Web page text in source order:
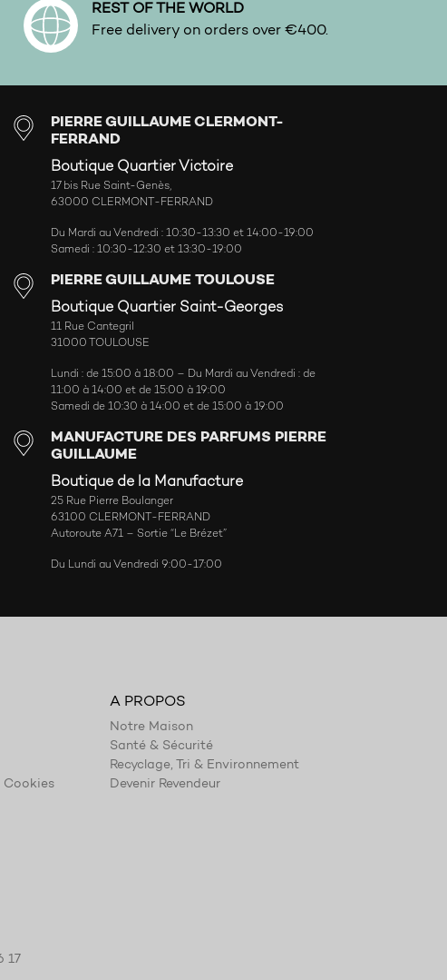
REST OF THE WORLD
Free delivery on orders over €400.
PIERRE GUILLAUME CLERMONT-
FERRAND
Boutique Quartier Victoire
17 bis Rue Saint-Genès,
63000 CLERMONT-FERRAND
Du Mardi au Vendredi : 10:30-13:30 et 14:00-19:00
Samedi : 10:30-12:30 et 13:30-19:00
PIERRE GUILLAUME TOULOUSE
Boutique Quartier Saint-Georges
11 Rue Cantegril
31000 TOULOUSE
Lundi : de 15:00 à 18:00 – Du Mardi au Vendredi : de
11:00 à 14:00 et de 15:00 à 19:00
Samedi de 10:30 à 14:00 et de 15:00 à 19:00
MANUFACTURE DES PARFUMS PIERRE
GUILLAUME
Boutique de la Manufacture
25 Rue Pierre Boulanger
63100 CLERMONT-FERRAND
Autoroute A71 – Sortie “Le Brézet”
Du Lundi au Vendredi 9:00-17:00
Cookies
A PROPOS
Notre Maison
Santé & Sécurité
Recyclage, Tri & Environnement
Devenir Revendeur
17